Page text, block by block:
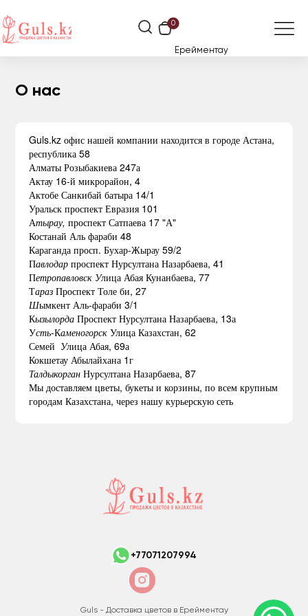
0
Ерейментау
О нас
Guls.kz офис нашей компании находится в городе Астана,
республика 58
Алматы Розыбакиева 247а
Актау 16-й микрорайон, 4
Актобе Санкибай батыра 14/1
Уральск проспект Евразия 101
Атырау, проспект Сатпаева 17 "А"
Костанай Аль фараби 48
Караганда просп. Бухар-Жырау 59/2
Павлодарпроспект Нурсултана Назарбаева, 41
Петропавловск Улица Абая Кунанбаева, 77
ТаразПроспект Толе би, 27
Шымкент Аль-фараби 3/1
КызылордаПроспект Нурсултана Назарбаева, 13а
Усть-КаменогорскУлица Казахстан, 62
Семей Улица Абая, 69а
Кокшетау Абылайхана 1г
ТалдыкорганНурсултана Назарбаева, 87
Мы доставляем цветы, букеты и корзины, по всем крупным
городам Казахстана, через нашу курьерскую сеть
+77071207994
Guls - Доставка цветов в Ерейментау